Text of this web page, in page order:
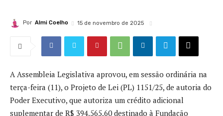
Por Almi Coelho 15 de novembro de 2025
A Assembleia Legislativa aprovou, em sessão ordinária na
terça-feira (11), o Projeto de Lei (PL) 1151/25, de autoria do
Poder Executivo, que autoriza um crédito adicional
suplementar de R$ 394.565,60 destinado à Fundação